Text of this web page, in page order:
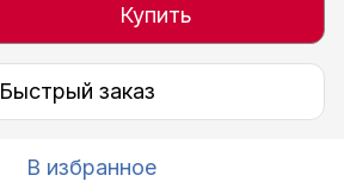
Купить
Быстрый заказ
В избранное